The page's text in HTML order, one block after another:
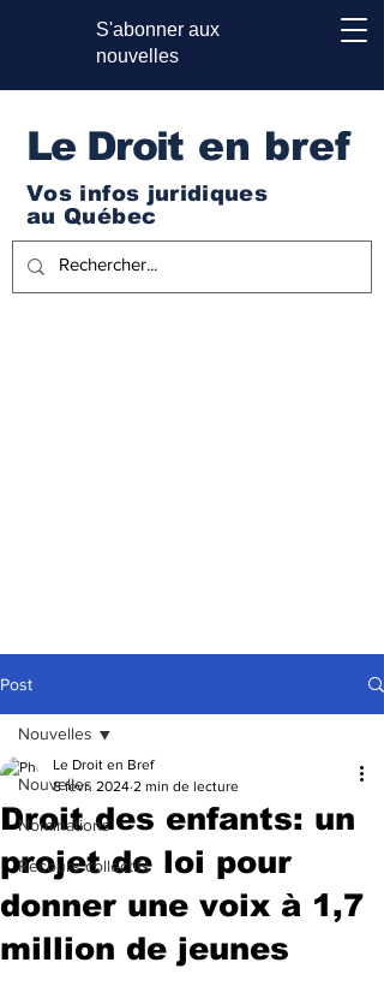
S'abonner aux
nouvelles
Le Droit en bref
Vos infos juridiques
au Québec
Post
Nouvelles
Nominations
Recours collectifs
Nouvelles
Droit des enfants: un
projet de loi pour
donner une voix à 1,7
million de jeunes
Le Droit en Bref
8 févr. 2024 2 min de lecture